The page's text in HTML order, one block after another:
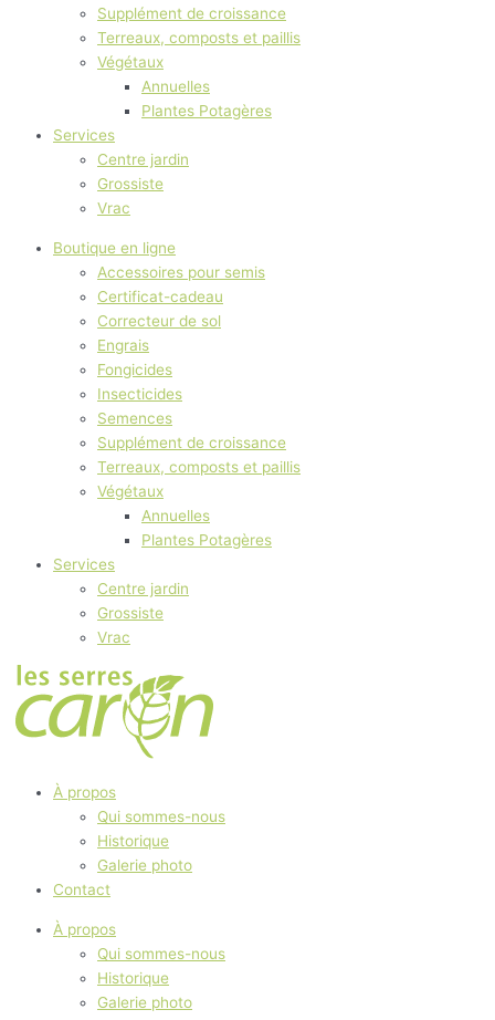
Supplément de croissance
Terreaux, composts et paillis
Végétaux
Annuelles
Plantes Potagères
Services
Centre jardin
Grossiste
Vrac
Boutique en ligne
Accessoires pour semis
Certificat-cadeau
Correcteur de sol
Engrais
Fongicides
Insecticides
Semences
Supplément de croissance
Terreaux, composts et paillis
Végétaux
Annuelles
Plantes Potagères
Services
Centre jardin
Grossiste
Vrac
À propos
Qui sommes-nous
Historique
Galerie photo
Contact
À propos
Qui sommes-nous
Historique
Galerie photo